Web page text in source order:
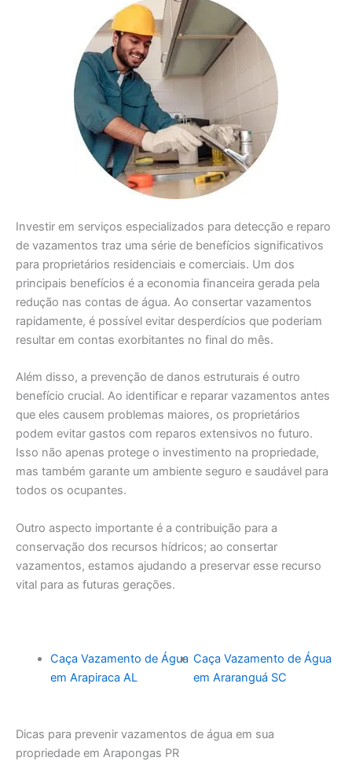
Investir em serviços especializados para detecção e reparo
de vazamentos traz uma série de benefícios significativos
para proprietários residenciais e comerciais. Um dos
principais benefícios é a economia financeira gerada pela
redução nas contas de água. Ao consertar vazamentos
rapidamente, é possível evitar desperdícios que poderiam
resultar em contas exorbitantes no final do mês.
Além disso, a prevenção de danos estruturais é outro
benefício crucial. Ao identificar e reparar vazamentos antes
que eles causem problemas maiores, os proprietários
podem evitar gastos com reparos extensivos no futuro.
Isso não apenas protege o investimento na propriedade,
mas também garante um ambiente seguro e saudável para
todos os ocupantes.
Outro aspecto importante é a contribuição para a
conservação dos recursos hídricos; ao consertar
vazamentos, estamos ajudando a preservar esse recurso
vital para as futuras gerações.
Caça Vazamento de Água
em Arapiraca AL
Caça Vazamento de Água
em Araranguá SC
Dicas para prevenir vazamentos de água em sua
propriedade em Arapongas PR